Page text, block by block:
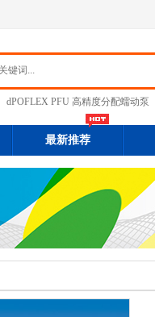
dPOFLEX PFU 高精度分配蠕动泵
最新推荐